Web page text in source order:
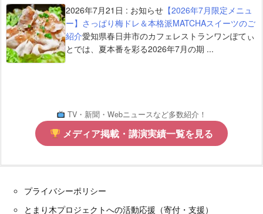
2026年7月21日 : お知らせ 【2026年7月限定メニュ
ー】さっぱり梅ドレ＆本格派MATCHAスイーツのご
紹介愛知県春日井市のカフェレストランワンぽてぃ
とでは、夏本番を彩る2026年7月の期 ...
TV・新聞・Webニュースなど多数紹介！
メディア掲載・講演実績一覧を見る
プライバシーポリシー
とまり木プロジェクトへの活動応援（寄付・支援）